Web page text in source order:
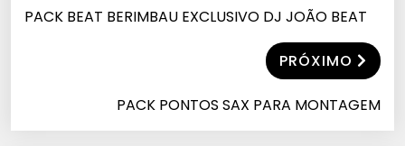
PACK BEAT BERIMBAU EXCLUSIVO DJ JOÃO BEAT
PRÓXIMO
PACK PONTOS SAX PARA MONTAGEM